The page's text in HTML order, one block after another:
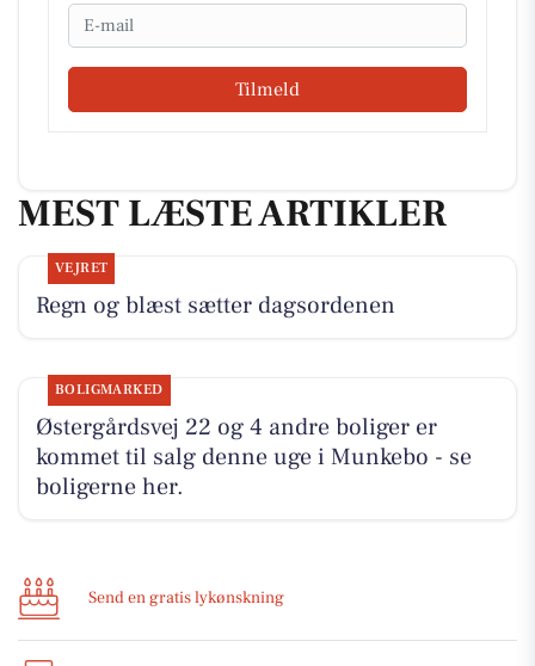
Email
Tilmeld
MEST LÆSTE ARTIKLER
VEJRET
Regn og blæst sætter dagsordenen
BOLIGMARKED
Østergårdsvej 22 og 4 andre boliger er
kommet til salg denne uge i Munkebo - se
boligerne her.
Send en gratis lykønskning